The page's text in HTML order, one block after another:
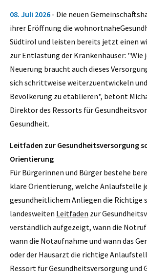
08. Juli 2026 - Die neuen
ihrer Eröffnung die
Südtirol und leisten bereits jetzt einen
zur Entlastung der Krankenhäuser: "Wie
Neuerung braucht auch dieses
sich schrittweise weiterzuentwickeln
Bevölkerung zu etablieren", betont
Direktor des Ressorts für
Gesundheit.
Leitfaden zur Gesundheitsversorgung
Orientierung
Für Bürgerinnen und Bürger bestehe
klare Orientierung, welche Anlaufstelle
gesundheitlichem Anliegen die Richtige
landesweiten Leitfaden zur
verständlich aufgezeigt, wann die
wann die Notaufnahme und wann das
oder der Hausarzt die richtige
Ressort für Gesundheitsversorgung und